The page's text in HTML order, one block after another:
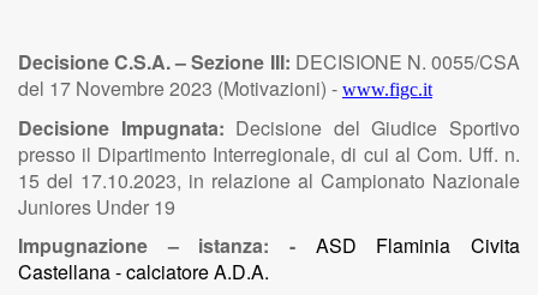
Decisione C.S.A. – Sezione III: DECISIONE N. 0055/CSA
del 17 Novembre 2023 (Motivazioni) - www.figc.it
Decisione Impugnata: Decisione del Giudice Sportivo
presso il Dipartimento Interregionale, di cui al Com. Uff. n.
15 del 17.10.2023, in relazione al Campionato Nazionale
Juniores Under 19
Impugnazione – istanza: - ASD Flaminia Civita
Castellana - calciatore A.D.A.